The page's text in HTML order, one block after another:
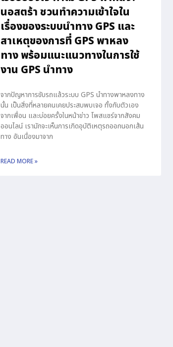
นอสตร้า ชวนทำความเข้าใจใน
เรื่องของระบบนำทาง GPS และ
สาเหตุของการที่ GPS พาหลง
ทาง พร้อมแนะแนวทางในการใช้
งาน GPS นำทาง
จากปัญหาการขับรถแล้วระบบ GPS นำทางพาหลงทาง
นั้น เป็นสิ่งที่หลายคนเคยประสบพบเจอ ทั้งกับตัวเอง
จากเพื่อน และบ่อยครั้งในหน้าข่าว โพสแชร์จากสังคม
ออนไลน์ เรามักจะเห็นการเกิดอุบัติเหตุรถออกนอกเส้น
ทาง อันเนื่องมาจาก
READ MORE »